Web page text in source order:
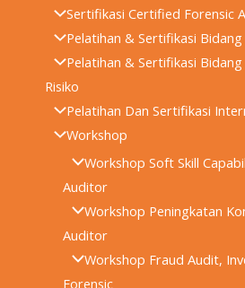
Sertifikasi Certified Forensic
Pelatihan & Sertifikasi Bidang
Pelatihan & Sertifikasi
Risiko
Pelatihan Dan Sertifikasi
Workshop
Workshop Soft Skill
Auditor
Workshop Peningkatan
Auditor
Workshop Fraud Audit,
Forensic